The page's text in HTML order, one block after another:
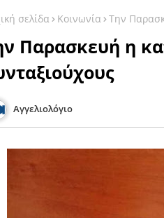
σελίδα Κοινωνία Την
Παρασκευή η
Αγγελιολόγιο